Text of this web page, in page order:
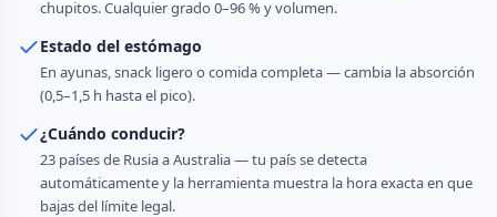
chupitos. Cualquier grado 0–96 % y volumen.
Estado del estómago
En ayunas, snack ligero o comida completa — cambia la absorción
(0,5–1,5 h hasta el pico).
¿Cuándo conducir?
23 países de Rusia a Australia — tu país se detecta
automáticamente y la herramienta muestra la hora exacta en que
bajas del límite legal.